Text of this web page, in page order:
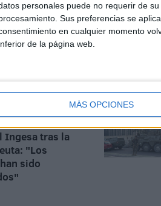
personales puede no requerir de
Sus preferencias se
en cualquier momento
de la página web.
MÁS OPCIONES
391
y refuerza los
'extra' con más
carga contra la
Ingesa tras la
"Los
sido